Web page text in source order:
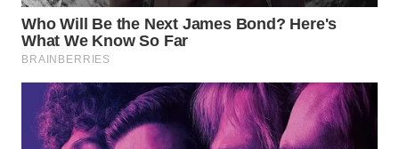
KUNINGAN
WN
WN
SUBANG